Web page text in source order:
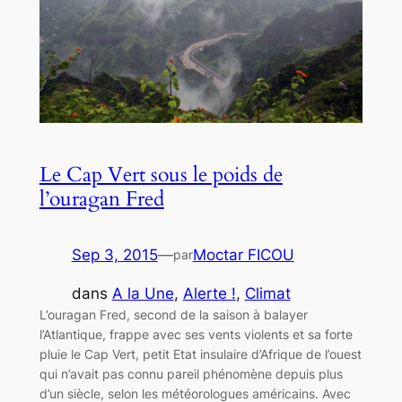
Le Cap Vert sous le poids de
l’ouragan Fred
Sep 3, 2015—parMoctar FICOU
dans A la Une, Alerte !, Climat
L’ouragan Fred, second de la saison à balayer
l’Atlantique, frappe avec ses vents violents et sa forte
pluie le Cap Vert, petit Etat insulaire d’Afrique de l’ouest
qui n’avait pas connu pareil phénomène depuis plus
d’un siècle, selon les météorologues américains. Avec